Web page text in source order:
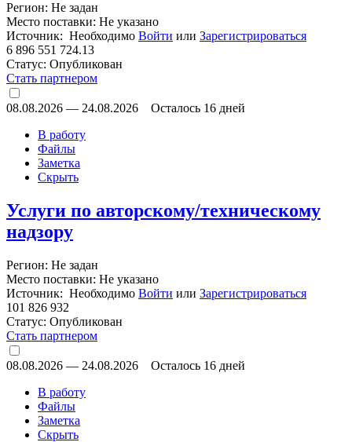
Регион: Не задан
Место поставки: Не указано
Источник: Необходимо Войти или Зарегистрироваться
6 896 551 724.13
Статус: Опубликован
Стать партнером
08.08.2026 — 24.08.2026
Осталось 16 дней
В работу
Файлы
Заметка
Скрыть
Услуги по авторскому/техническому
надзору
Регион: Не задан
Место поставки: Не указано
Источник: Необходимо Войти или Зарегистрироваться
101 826 932
Статус: Опубликован
Стать партнером
08.08.2026 — 24.08.2026
Осталось 16 дней
В работу
Файлы
Заметка
Скрыть